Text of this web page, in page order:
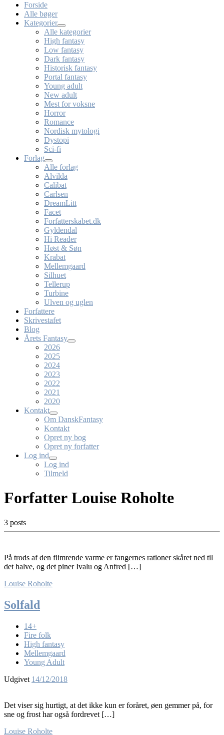
Forside
Alle bøger
Kategorier
Alle kategorier
High fantasy
Low fantasy
Dark fantasy
Historisk fantasy
Portal fantasy
Young adult
New adult
Mest for voksne
Horror
Romance
Nordisk mytologi
Dystopi
Sci-fi
Forlag
Alle forlag
Alvilda
Calibat
Carlsen
DreamLitt
Facet
Forfatterskabet.dk
Gyldendal
Hi Reader
Høst & Søn
Krabat
Mellemgaard
Silhuet
Tellerup
Turbine
Ulven og uglen
Forfattere
Skrivestafet
Blog
Årets Fantasy
2026
2025
2024
2023
2022
2021
2020
Kontakt
Om DanskFantasy
Kontakt
Opret ny bog
Opret ny forfatter
Log ind
Log ind
Tilmeld
Forfatter Louise Roholte
3 posts
På trods af den flimrende varme er fangernes rationer skåret ned til
det halve, og det piner Ivalu og Anfred […]
Louise Roholte
Solfald
14+
Fire folk
High fantasy
Mellemgaard
Young Adult
Udgivet 14/12/2018
Det viser sig hurtigt, at det ikke kun er foråret, øen gemmer på, for
sne og frost har også fordrevet […]
Louise Roholte